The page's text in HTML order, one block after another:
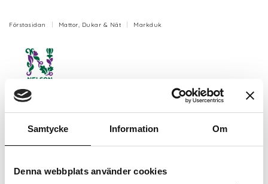
Samtycke Information Om
Denna webbplats använder cookies
Förstasidan Mattor, Dukar & Nät Markduk
Odlingsduk ull 120x80cm 250g/kvm
5mm
Odlingsduk av ull 100 % naturprodukt.
Artikelnr: N5330